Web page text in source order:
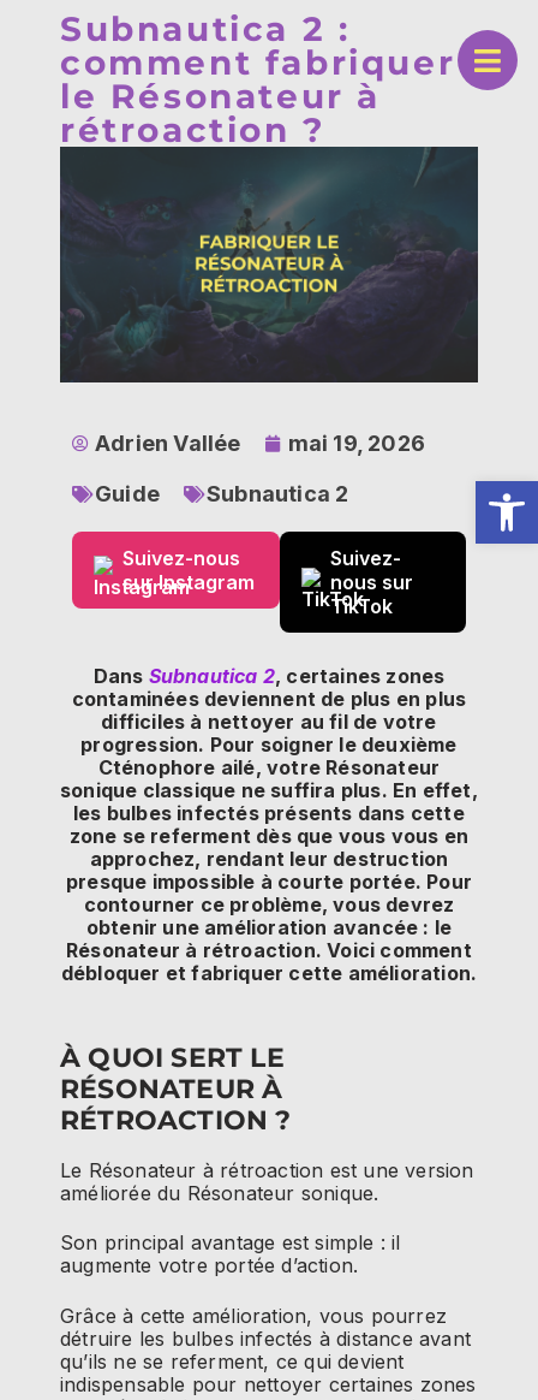
Subnautica 2 :
comment fabriquer
le Résonateur à
rétroaction ?
Adrien Vallée
mai 19, 2026
Guide
Subnautica 2
Suivez-nous
sur Instagram
Suivez-
nous sur
TikTok
Dans Subnautica 2, certaines zones
contaminées deviennent de plus en plus
difficiles à nettoyer au fil de votre
progression. Pour soigner le deuxième
Cténophore ailé, votre Résonateur
sonique classique ne suffira plus. En effet,
les bulbes infectés présents dans cette
zone se referment dès que vous vous en
approchez, rendant leur destruction
presque impossible à courte portée. Pour
contourner ce problème, vous devrez
obtenir une amélioration avancée : le
Résonateur à rétroaction. Voici comment
débloquer et fabriquer cette amélioration.
À QUOI SERT LE
RÉSONATEUR À
RÉTROACTION ?
Le Résonateur à rétroaction est une version
améliorée du Résonateur sonique.
Son principal avantage est simple : il
augmente votre portée d’action.
Grâce à cette amélioration, vous pourrez
détruire les bulbes infectés à distance avant
qu’ils ne se referment, ce qui devient
indispensable pour nettoyer certaines zones